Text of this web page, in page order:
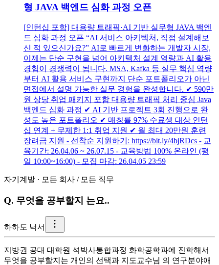
형 JAVA 백엔드 심화 과정 오픈
[인턴십 포함] 대용량 트래픽·AI 기반 실무형 JAVA 백엔
드 심화 과정 오픈 “AI 서비스 아키텍처, 직접 설계해보
신 적 있으신가요?” AI로 빠르게 변화하는 개발자 시장,
이제는 단순 구현을 넘어 아키텍처 설계 역량과 AI 활용
경험이 경쟁력이 됩니다. MSA, Kafka 등 실무 핵심 역량
부터 AI 활용 서비스 구현까지 단순 포트폴리오가 아닌
면접에서 설명 가능한 실무 경험을 완성합니다. ✔︎ 590만
원 상당 취업 패키지 포함 대용량 트래픽 처리 중심 Java
백엔드 심화 과정 ✔︎ AI 기반 프로젝트 3회 진행으로 완
성도 높은 포트폴리오 ✔︎ 매칭률 97% 수료생 대상 인턴
십 연계 + 무제한 1:1 취업 지원 ✔︎ 월 최대 20만원 훈련
장려금 지원 - 선착순 지원하기: https://bit.ly/4bjRDcs - 교
육기간: 26.04.06 ~ 26.07.15 - 교육방법 100% 온라인 (평
일 10:00~16:00) - 모집 마감: 26.04.05 23:59
자기계발 · 모든 회사 / 모든 직무
Q. 무엇을 공부할지 는요..
하하도 낙서
지방권 공대 대학원 석박사통합과정 화학공학과에 진학해서
무엇을 공부할지는 개인의 선택과 지도교수님 의 연구분야애